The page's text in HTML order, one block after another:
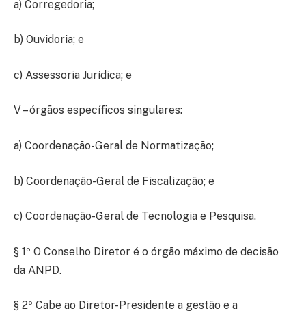
a) Corregedoria;
b) Ouvidoria; e
c) Assessoria Jurídica; e
V – órgãos específicos singulares:
a) Coordenação-Geral de Normatização;
b) Coordenação-Geral de Fiscalização; e
c) Coordenação-Geral de Tecnologia e Pesquisa.
§ 1º O Conselho Diretor é o órgão máximo de decisão
da ANPD.
§ 2º Cabe ao Diretor-Presidente a gestão e a